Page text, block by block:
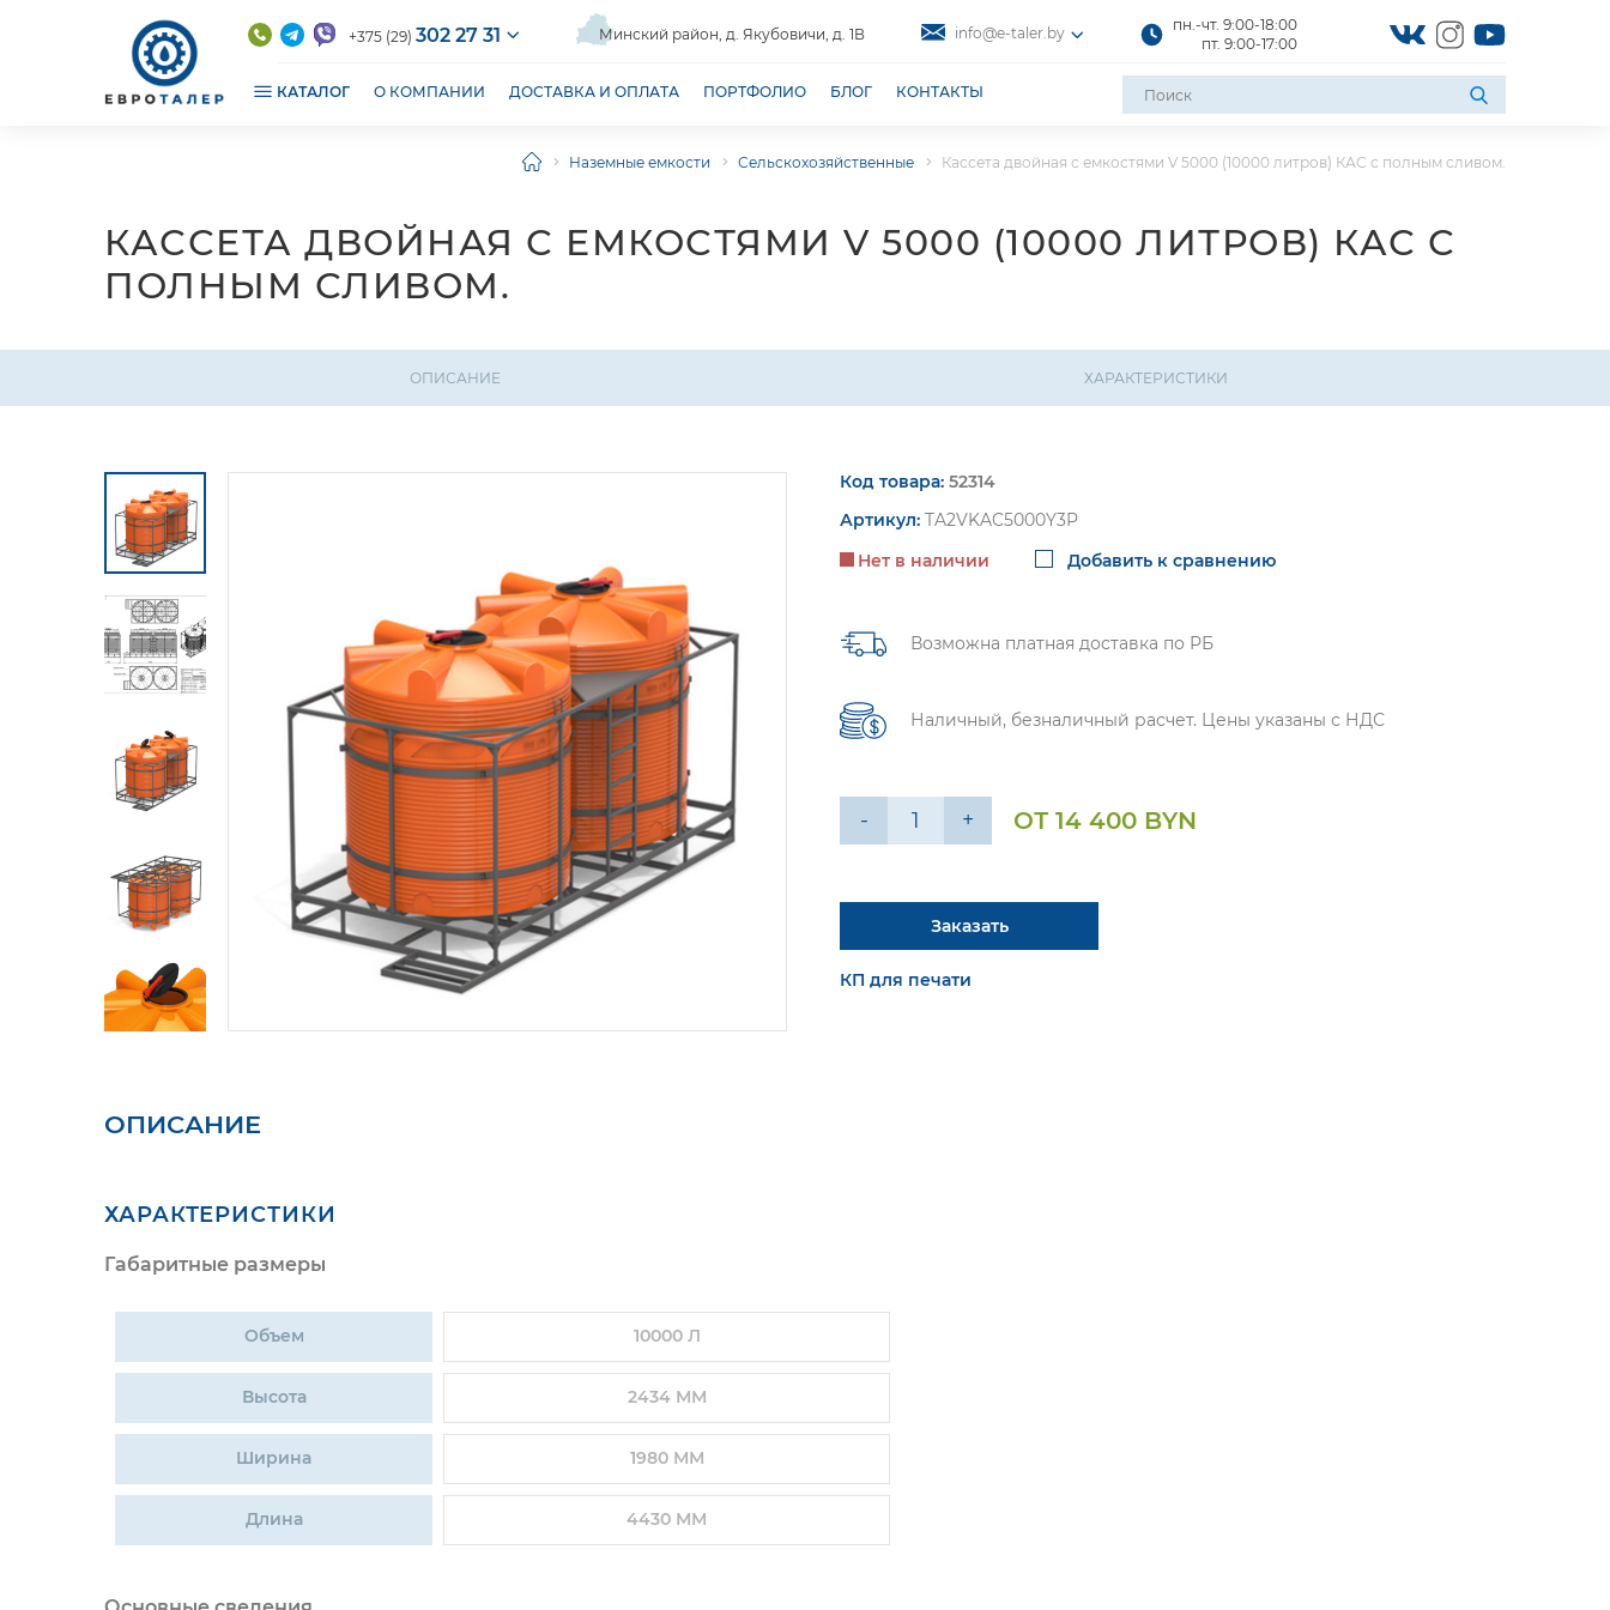
+375 (29) 302 27 31 Минский район, д. Якубовичи, д. 1В info@e-taler.by
пн.-чт. 9:00-18:00
пт. 9:00-17:00
КАТАЛОГ О КОМПАНИИ ДОСТАВКА И ОПЛАТА ПОРТФОЛИО БЛОГ КОНТАКТЫ
Наземные емкости Сельскохозяйственные Кассета двойная с емкостями V 5000 (10000 литров) КАС с полным сливом.
КАССЕТА ДВОЙНАЯ С ЕМКОСТЯМИ V 5000 (10000 ЛИТРОВ) КАС С
ПОЛНЫМ СЛИВОМ.
ОПИСАНИЕ ХАРАКТЕРИСТИКИ
Код товара: 52314
Артикул: TA2VKAC5000Y3P
Нет в наличии
Добавить к сравнению
Возможна платная доставка по РБ
Наличный, безналичный расчет. Цены указаны с НДС
- + ОТ 14 400 BYN
Заказать
КП для печати
ОПИСАНИЕ
ХАРАКТЕРИСТИКИ
Габаритные размеры
Объем 10000 Л
Высота 2434 ММ
Ширина 1980 ММ
Длина 4430 ММ